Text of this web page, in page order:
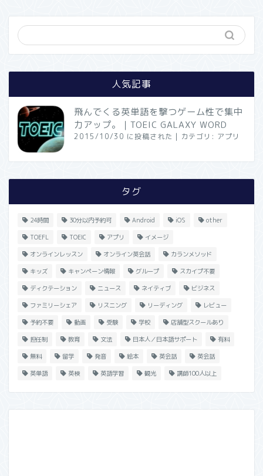
人気記事
飛んでくる英単語を撃つゲーム性で集中
力アップ。｜TOEIC GALAXY WORD
2015/10/30 に投稿された | カテゴリ: アプリ
タグ
24時間 30分以内予約可 Android iOS other
TOEFL TOEIC アプリ イメージ
オンラインレッスン オンライン英会話 カランメソッド
キッズ キャンペーン情報 グループ スカイプ不要
ディクテーション ニュース ネイティブ ビジネス
ファミリーシェア リスニング リーディング レビュー
予約不要 動画 受験 学校 店舗型スクールあり
担任制 教育 文法 日本人／日本語サポート 有料
無料 留学 発音 絵本 英会話 英会話
英単語 英検 英語学習 観光 講師100人以上